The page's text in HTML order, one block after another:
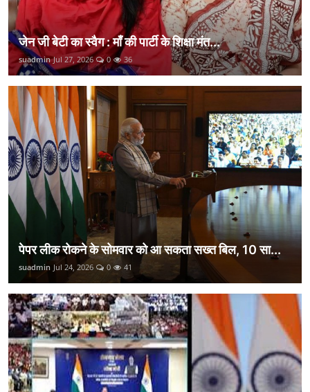
जेन जी बेटी का स्वैग : माँ की पार्टी के शिक्षा मंत...
suadmin Jul 27, 2026 0 36
पेपर लीक रोकने के सोमवार को आ सकता सख्त बिल, 10 सा...
suadmin Jul 24, 2026 0 41